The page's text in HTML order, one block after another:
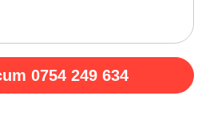
0754 249 634